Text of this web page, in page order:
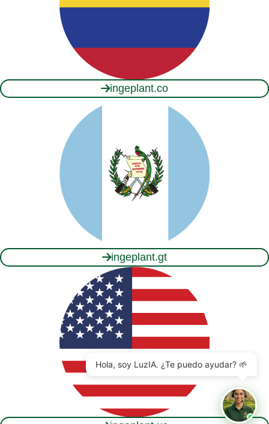
ingeplant.co
ingeplant.gt
Hola, soy LuzIA. ¿Te puedo ayudar? 🌱